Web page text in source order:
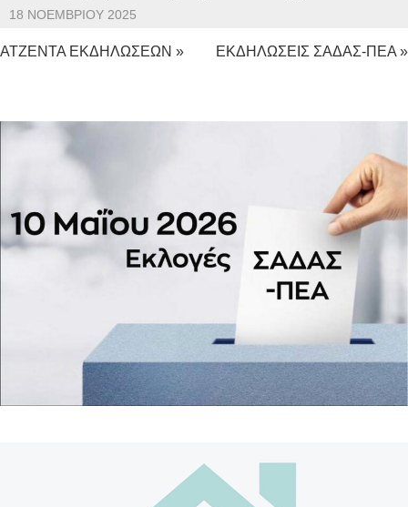
18 ΝΟΕΜΒΡΊΟΥ 2025
ΑΤΖΕΝΤΑ ΕΚΔΗΛΩΣΕΩΝ » ΕΚΔΗΛΩΣΕΙΣ ΣΑΔΑΣ-ΠΕΑ »